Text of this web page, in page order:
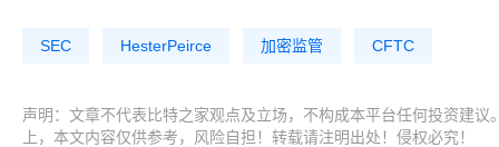
SEC HesterPeirce 加密监管 CFTC
声明：文章不代表比特之家观点及立场，不构成本平台任何投资建议
上，本文内容仅供参考，风险自担！转载请注明出处！侵权必究！